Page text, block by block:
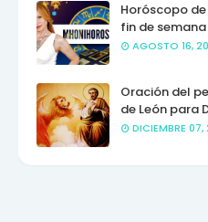
Horóscopo
fin de semana
AGOSTO 16,
Oración del
de León para
DICIEMBRE 07,